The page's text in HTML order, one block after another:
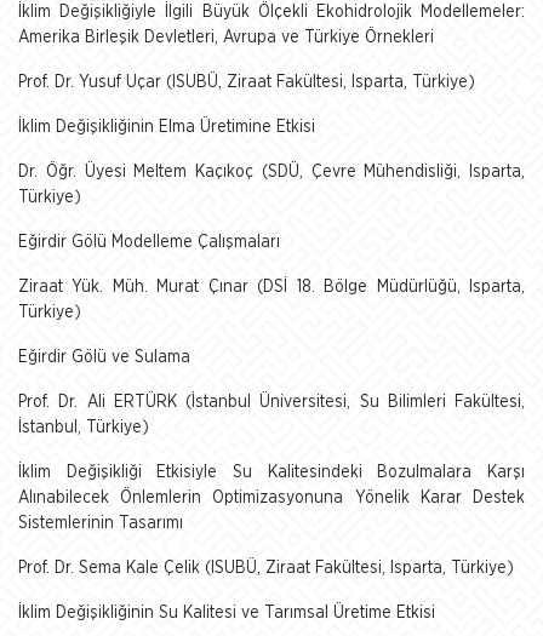
İklim Değişikliğiyle İlgili Büyük Ölçekli Ekohidrolojik Modellemeler:
Amerika Birleşik Devletleri, Avrupa ve Türkiye Örnekleri
Prof. Dr. Yusuf Uçar (ISUBÜ, Ziraat Fakültesi, Isparta, Türkiye)
İklim Değişikliğinin Elma Üretimine Etkisi
Dr. Öğr. Üyesi Meltem Kaçıkoç (SDÜ, Çevre Mühendisliği, Isparta,
Türkiye)
Eğirdir Gölü Modelleme Çalışmaları
Ziraat Yük. Müh. Murat Çınar (DSİ 18. Bölge Müdürlüğü, Isparta,
Türkiye)
Eğirdir Gölü ve Sulama
Prof. Dr. Ali ERTÜRK (İstanbul Üniversitesi, Su Bilimleri Fakültesi,
İstanbul, Türkiye)
İklim Değişikliği Etkisiyle Su Kalitesindeki Bozulmalara Karşı
Alınabilecek Önlemlerin Optimizasyonuna Yönelik Karar Destek
Sistemlerinin Tasarımı
Prof. Dr. Sema Kale Çelik (ISUBÜ, Ziraat Fakültesi, Isparta, Türkiye)
İklim Değişikliğinin Su Kalitesi ve Tarımsal Üretime Etkisi